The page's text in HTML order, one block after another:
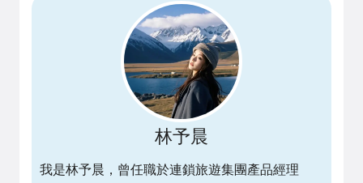
林予晨
我是林予晨，曾任職於連鎖旅遊集團產品經理